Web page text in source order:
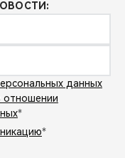
данных
отношении
*
*